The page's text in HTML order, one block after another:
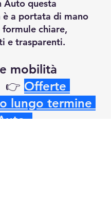
Auto questa
è a portata di mano
chiare,
e trasparenti.
mobilità
👉
Offerte
lungo termine
.